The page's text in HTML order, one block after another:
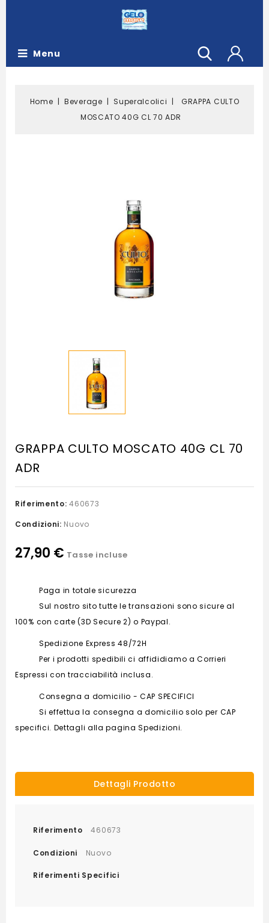
Menu
Home Beverage Superalcolici
GRAPPA CULTO
MOSCATO 40G CL 70 ADR
GRAPPA CULTO MOSCATO 40G CL 70
ADR
Riferimento: 460673
Condizioni: Nuovo
27,90 € Tasse incluse
Paga in totale sicurezza
Sul nostro sito tutte le transazioni sono sicure al
100% con carte (3D Secure 2) o Paypal.
Spedizione Express 48/72H
Per i prodotti spedibili ci affididiamo a Corrieri
Espressi con tracciabilità inclusa.
Consegna a domicilio - CAP SPECIFICI
Si effettua la consegna a domicilio solo per CAP
specifici. Dettagli alla pagina Spedizioni.
Dettagli Prodotto
Riferimento 460673
Condizioni Nuovo
Riferimenti Specifici